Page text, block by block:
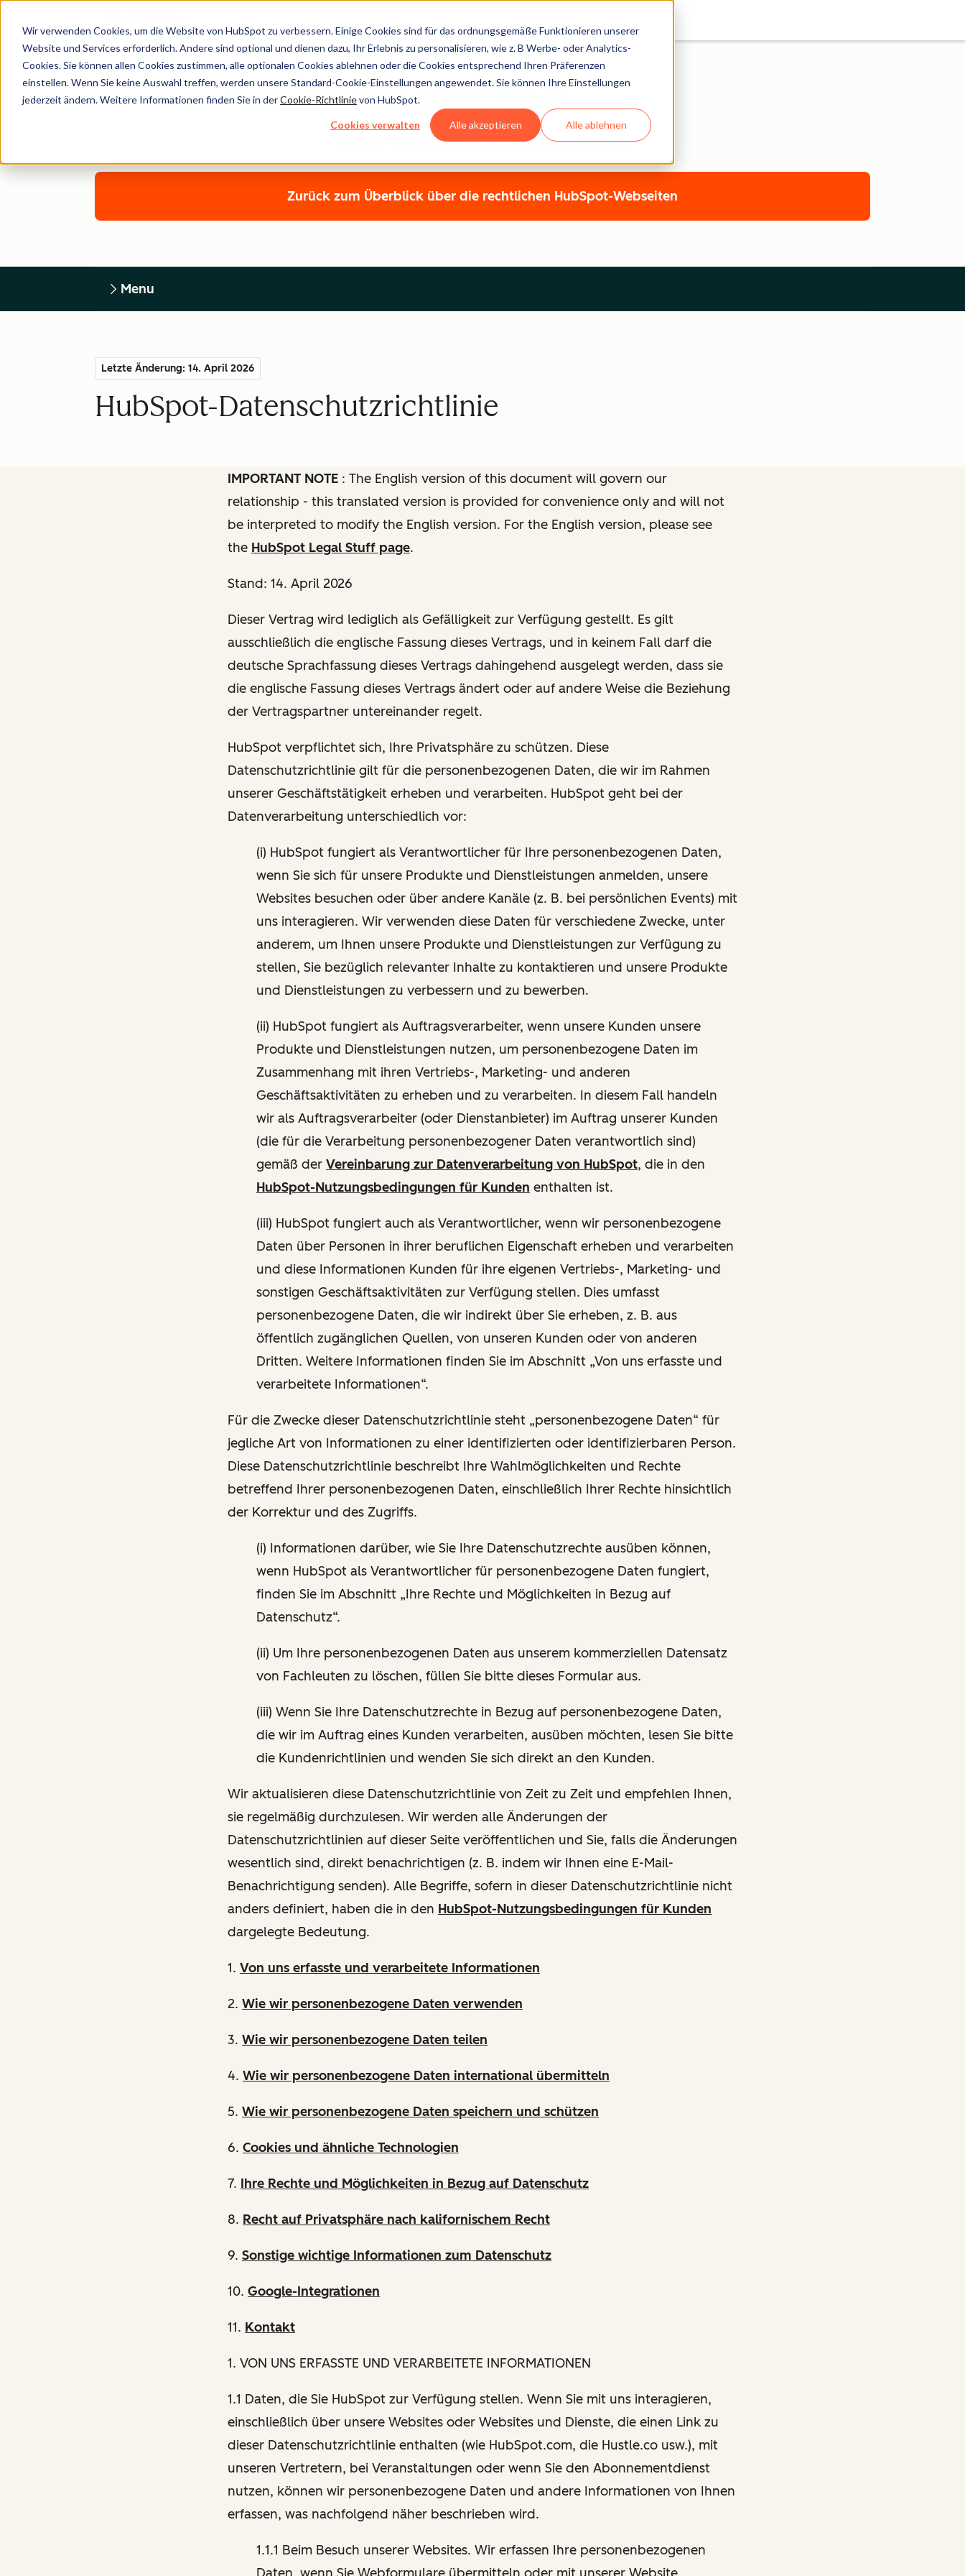
Wir verwenden Cookies, um die Website von HubSpot zu verbessern. Einige Cookies sind für das ordnungsgemäße Funktionieren unserer
Website und Services erforderlich. Andere sind optional und dienen dazu, Ihr Erlebnis zu personalisieren, wie z. B Werbe- oder Analytics-
Cookies. Sie können allen Cookies zustimmen, alle optionalen Cookies ablehnen oder die Cookies entsprechend Ihren Präferenzen
einstellen. Wenn Sie keine Auswahl treffen, werden unsere Standard-Cookie-Einstellungen angewendet. Sie können Ihre Einstellungen
jederzeit ändern. Weitere Informationen finden Sie in derCookie-Richtlinievon HubSpot.
Cookies verwalten Alle akzeptieren Alle ablehnen
Legal Center
HUBSPOT-DATENSCHUTZRICHTLINIE
Zurück zum Überblick über die rechtlichen HubSpot-Webseiten
Menu
Letzte Änderung: 14. April 2026
HubSpot-Datenschutzrichtlinie
IMPORTANT NOTE : The English version of this document will govern our
relationship - this translated version is provided for convenience only and will not
be interpreted to modify the English version. For the English version, please see
the HubSpot Legal Stuff page.
Stand: 14. April 2026
Dieser Vertrag wird lediglich als Gefälligkeit zur Verfügung gestellt. Es gilt
ausschließlich die englische Fassung dieses Vertrags, und in keinem Fall darf die
deutsche Sprachfassung dieses Vertrags dahingehend ausgelegt werden, dass sie
die englische Fassung dieses Vertrags ändert oder auf andere Weise die Beziehung
der Vertragspartner untereinander regelt.
HubSpot verpflichtet sich, Ihre Privatsphäre zu schützen. Diese
Datenschutzrichtlinie gilt für die personenbezogenen Daten, die wir im Rahmen
unserer Geschäftstätigkeit erheben und verarbeiten. HubSpot geht bei der
Datenverarbeitung unterschiedlich vor:
(i) HubSpot fungiert als Verantwortlicher für Ihre personenbezogenen Daten,
wenn Sie sich für unsere Produkte und Dienstleistungen anmelden, unsere
Websites besuchen oder über andere Kanäle (z. B. bei persönlichen Events) mit
uns interagieren. Wir verwenden diese Daten für verschiedene Zwecke, unter
anderem, um Ihnen unsere Produkte und Dienstleistungen zur Verfügung zu
stellen, Sie bezüglich relevanter Inhalte zu kontaktieren und unsere Produkte
und Dienstleistungen zu verbessern und zu bewerben.
(ii) HubSpot fungiert als Auftragsverarbeiter, wenn unsere Kunden unsere
Produkte und Dienstleistungen nutzen, um personenbezogene Daten im
Zusammenhang mit ihren Vertriebs-, Marketing- und anderen
Geschäftsaktivitäten zu erheben und zu verarbeiten. In diesem Fall handeln
wir als Auftragsverarbeiter (oder Dienstanbieter) im Auftrag unserer Kunden
(die für die Verarbeitung personenbezogener Daten verantwortlich sind)
gemäß der Vereinbarung zur Datenverarbeitung von HubSpot, die in den
HubSpot-Nutzungsbedingungen für Kunden enthalten ist.
(iii) HubSpot fungiert auch als Verantwortlicher, wenn wir personenbezogene
Daten über Personen in ihrer beruflichen Eigenschaft erheben und verarbeiten
und diese Informationen Kunden für ihre eigenen Vertriebs-, Marketing- und
sonstigen Geschäftsaktivitäten zur Verfügung stellen. Dies umfasst
personenbezogene Daten, die wir indirekt über Sie erheben, z. B. aus
öffentlich zugänglichen Quellen, von unseren Kunden oder von anderen
Dritten. Weitere Informationen finden Sie im Abschnitt „Von uns erfasste und
verarbeitete Informationen“.
Für die Zwecke dieser Datenschutzrichtlinie steht „personenbezogene Daten“ für
jegliche Art von Informationen zu einer identifizierten oder identifizierbaren Person.
Diese Datenschutzrichtlinie beschreibt Ihre Wahlmöglichkeiten und Rechte
betreffend Ihrer personenbezogenen Daten, einschließlich Ihrer Rechte hinsichtlich
der Korrektur und des Zugriffs.
(i) Informationen darüber, wie Sie Ihre Datenschutzrechte ausüben können,
wenn HubSpot als Verantwortlicher für personenbezogene Daten fungiert,
finden Sie im Abschnitt „Ihre Rechte und Möglichkeiten in Bezug auf
Datenschutz“.
(ii) Um Ihre personenbezogenen Daten aus unserem kommerziellen Datensatz
von Fachleuten zu löschen, füllen Sie bitte dieses Formular aus.
(iii) Wenn Sie Ihre Datenschutzrechte in Bezug auf personenbezogene Daten,
die wir im Auftrag eines Kunden verarbeiten, ausüben möchten, lesen Sie bitte
die Kundenrichtlinien und wenden Sie sich direkt an den Kunden.
Wir aktualisieren diese Datenschutzrichtlinie von Zeit zu Zeit und empfehlen Ihnen,
sie regelmäßig durchzulesen. Wir werden alle Änderungen der
Datenschutzrichtlinien auf dieser Seite veröffentlichen und Sie, falls die Änderungen
wesentlich sind, direkt benachrichtigen (z. B. indem wir Ihnen eine E-Mail-
Benachrichtigung senden). Alle Begriffe, sofern in dieser Datenschutzrichtlinie nicht
anders definiert, haben die in den HubSpot-Nutzungsbedingungen für Kunden
dargelegte Bedeutung.
1. Von uns erfasste und verarbeitete Informationen
2. Wie wir personenbezogene Daten verwenden
3. Wie wir personenbezogene Daten teilen
4. Wie wir personenbezogene Daten international übermitteln
5. Wie wir personenbezogene Daten speichern und schützen
6. Cookies und ähnliche Technologien
7. Ihre Rechte und Möglichkeiten in Bezug auf Datenschutz
8. Recht auf Privatsphäre nach kalifornischem Recht
9. Sonstige wichtige Informationen zum Datenschutz
10. Google-Integrationen
11. Kontakt
1. VON UNS ERFASSTE UND VERARBEITETE INFORMATIONEN
1.1 Daten, die Sie HubSpot zur Verfügung stellen. Wenn Sie mit uns interagieren,
einschließlich über unsere Websites oder Websites und Dienste, die einen Link zu
dieser Datenschutzrichtlinie enthalten (wie HubSpot.com, die Hustle.co usw.), mit
unseren Vertretern, bei Veranstaltungen oder wenn Sie den Abonnementdienst
nutzen, können wir personenbezogene Daten und andere Informationen von Ihnen
erfassen, was nachfolgend näher beschrieben wird.
1.1.1 Beim Besuch unserer Websites. Wir erfassen Ihre personenbezogenen